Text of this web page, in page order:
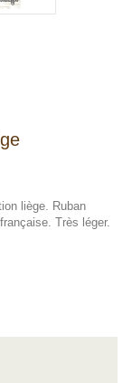
liège. Ruban
Très léger.